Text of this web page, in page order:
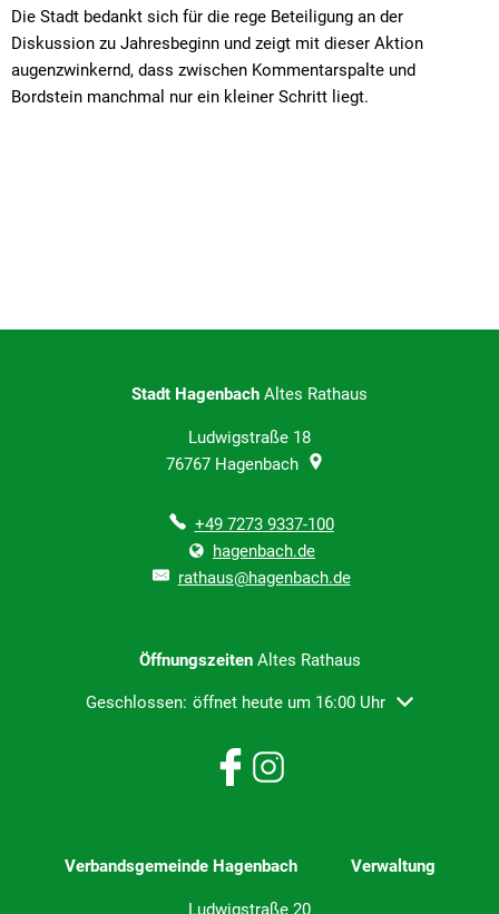
Die Stadt bedankt sich für die rege Beteiligung an der
Diskussion zu Jahresbeginn und zeigt mit dieser Aktion
augenzwinkernd, dass zwischen Kommentarspalte und
Bordstein manchmal nur ein kleiner Schritt liegt.
Stadt Hagenbach Altes Rathaus
Ludwigstraße 18
76767 Hagenbach
+49 7273 9337-100
hagenbach.de
rathaus@hagenbach.de
ÖffnungszeitenAltes Rathaus
Klicken, um weitere Öffnungs- oder Schließzeiten
Geschlossen: öffnet heute um 16:00 Uhr
Verbandsgemeinde Hagenbach Verwaltung
Ludwigstraße 20